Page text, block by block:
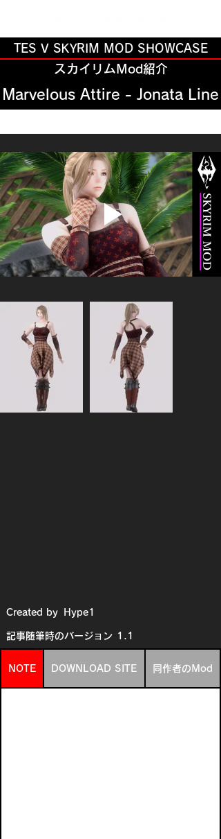
TES V SKYRIM MOD SHOWCASE
スカイリムMod紹介
Marvelous Attire - Jonata Line
Created by Hype1
記事随筆時のバージョン 1.1
NOTE DOWNLOAD SITE 同作者のMod